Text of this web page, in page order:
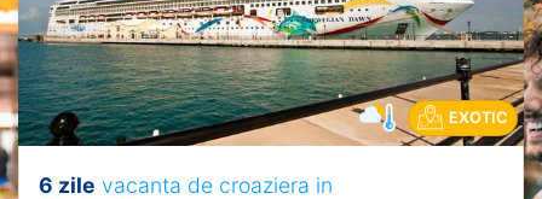
EXOTIC
6 zile vacanta de croaziera in